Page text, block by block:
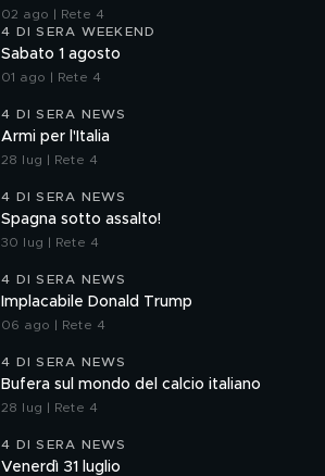
02 ago | Rete 4
4 DI SERA WEEKEND
Sabato 1 agosto
01 ago | Rete 4
4 DI SERA NEWS
Armi per l'Italia
28 lug | Rete 4
4 DI SERA NEWS
Spagna sotto assalto!
30 lug | Rete 4
4 DI SERA NEWS
Implacabile Donald Trump
06 ago | Rete 4
4 DI SERA NEWS
Bufera sul mondo del calcio italiano
28 lug | Rete 4
4 DI SERA NEWS
Venerdì 31 luglio